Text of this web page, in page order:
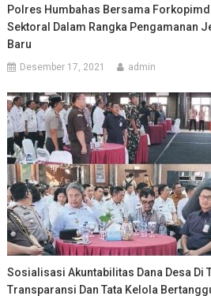
Polres Humbahas Bersama
Sektoral Dalam Rangka Pengamanan
Baru
Desember 17, 2021 admin
Sosialisasi Akuntabilitas Dana Desa Di
Transparansi Dan Tata Kelola